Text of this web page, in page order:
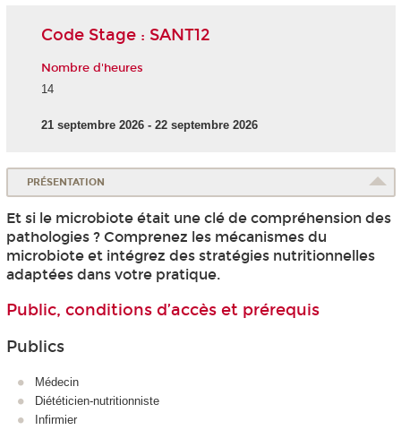
Code Stage : SANT12
Nombre d'heures
14
21 septembre 2026 - 22 septembre 2026
PRÉSENTATION
Et si le microbiote était une clé de compréhension des
pathologies ? Comprenez les mécanismes du
microbiote et intégrez des stratégies nutritionnelles
adaptées dans votre pratique.
Public, conditions d’accès et prérequis
Publics
Médecin
Diététicien-nutritionniste
Infirmier